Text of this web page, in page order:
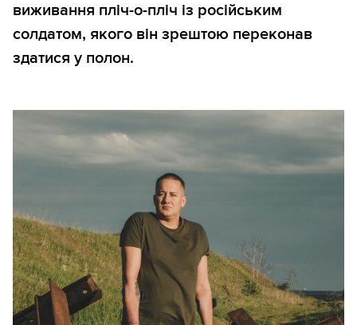
виживання пліч-о-пліч із російським
солдатом, якого він зрештою переконав
здатися у полон.